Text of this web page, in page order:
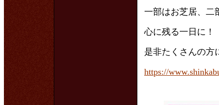
一部はお芝居、二
心に残る一日に！
是非たくさんの方
https://